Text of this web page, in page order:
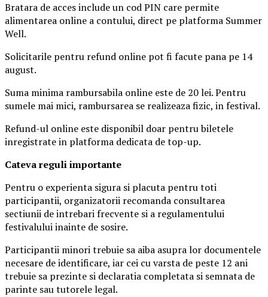
Bratara de acces include un cod PIN care permite
alimentarea online a contului, direct pe platforma Summer
Well.
Solicitarile pentru refund online pot fi facute pana pe 14
august.
Suma minima rambursabila online este de 20 lei. Pentru
sumele mai mici, rambursarea se realizeaza fizic, in festival.
Refund-ul online este disponibil doar pentru biletele
inregistrate in platforma dedicata de top-up.
Cateva reguli importante
Pentru o experienta sigura si placuta pentru toti
participantii, organizatorii recomanda consultarea
sectiunii de intrebari frecvente si a regulamentului
festivalului inainte de sosire.
Participantii minori trebuie sa aiba asupra lor documentele
necesare de identificare, iar cei cu varsta de peste 12 ani
trebuie sa prezinte si declaratia completata si semnata de
parinte sau tutorele legal.